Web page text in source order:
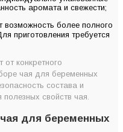
аромата и свежести;
возможность более полного
приготовления требуется
конкретного
чая для беременных
состава и
свойств чая.
для беременных